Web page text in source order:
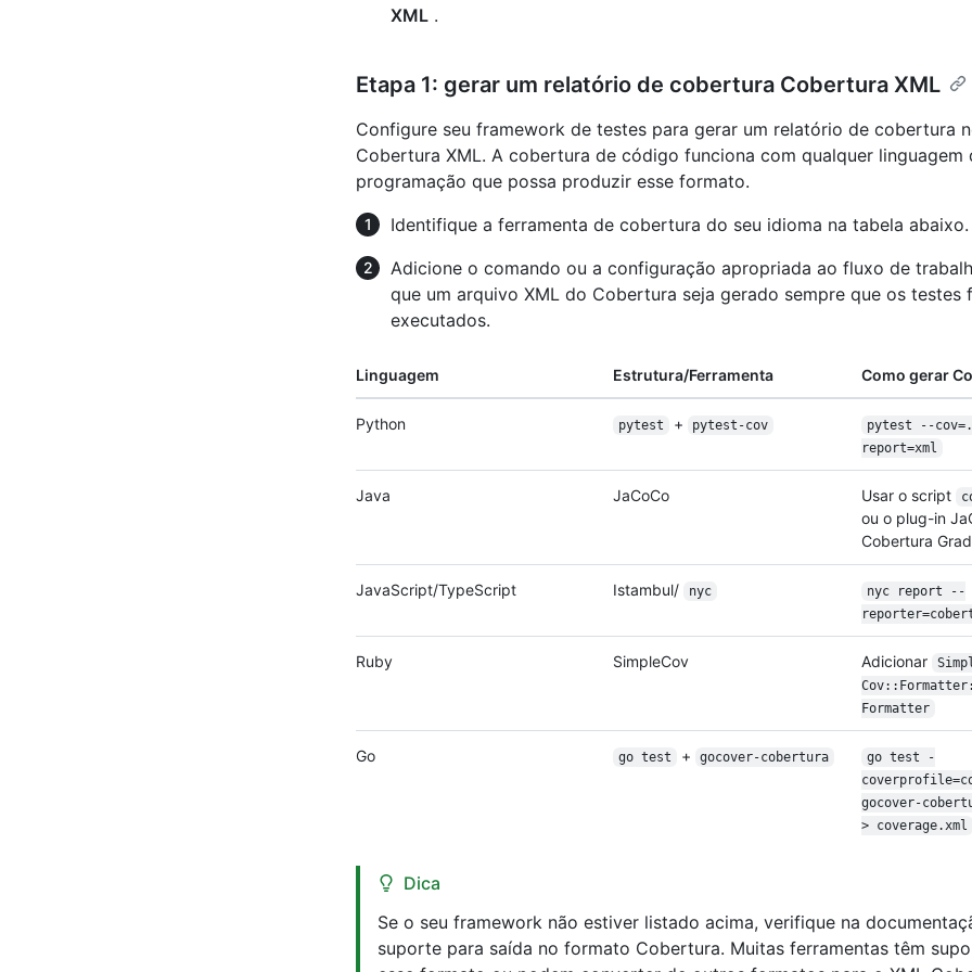
XML .
Etapa 1: gerar um relatório de cobertura Cobertura XML
Configure seu framework de testes para gerar um relatório de cobertura
Cobertura XML. A cobertura de código funciona com qualquer linguagem
programação que possa produzir esse formato.
Identifique a ferramenta de cobertura do seu idioma na tabela abaixo.
Adicione o comando ou a configuração apropriada ao fluxo de
que um arquivo XML do Cobertura seja gerado sempre que os testes
executados.
Linguagem Estrutura/Ferramenta Como gerar
Python pytest + pytest-cov
pytest --
report=xml
Java JaCoCo Usar o script
ou o plug-in
Cobertura
JavaScript/TypeScript Istambul/ nyc
nyc report --
Ruby SimpleCov Adicionar
Formatter
Go go test + gocover-cobertura
go test -
gocover-
> coverage.xml
Dica
Se o seu framework não estiver listado acima, verifique na
suporte para saída no formato Cobertura. Muitas ferramentas têm